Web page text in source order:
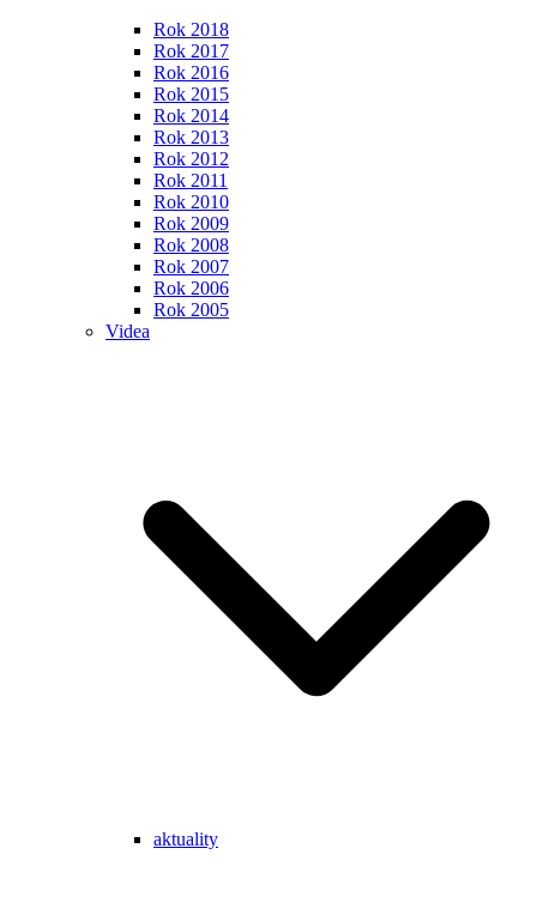
Rok 2018
Rok 2017
Rok 2016
Rok 2015
Rok 2014
Rok 2013
Rok 2012
Rok 2011
Rok 2010
Rok 2009
Rok 2008
Rok 2007
Rok 2006
Rok 2005
Videa
aktuality